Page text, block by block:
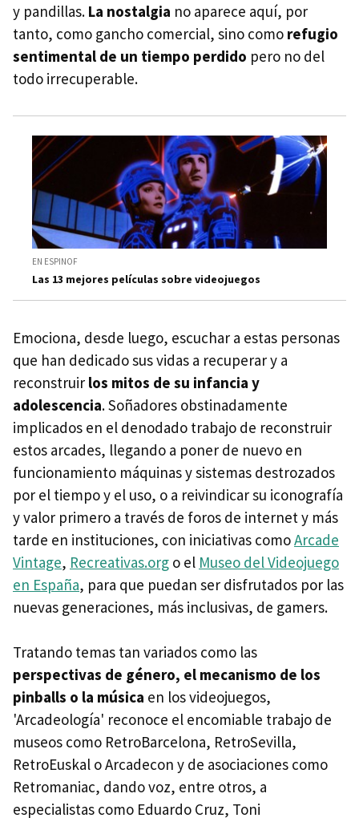
y pandillas. La nostalgia no aparece aquí, por
tanto, como gancho comercial, sino como refugio
sentimental de un tiempo perdido pero no del
todo irrecuperable.
EN ESPINOF
Las 13 mejores películas sobre videojuegos
Emociona, desde luego, escuchar a estas personas
que han dedicado sus vidas a recuperar y a
reconstruir los mitos de su infancia y
adolescencia. Soñadores obstinadamente
implicados en el denodado trabajo de reconstruir
estos arcades, llegando a poner de nuevo en
funcionamiento máquinas y sistemas destrozados
por el tiempo y el uso, o a reivindicar su iconografía
y valor primero a través de foros de internet y más
tarde en instituciones, con iniciativas comoArcade
Vintage, Recreativas.org o el Museo del Videojuego
en España, para que puedan ser disfrutados por las
nuevas generaciones, más inclusivas, de gamers.
Tratando temas tan variados como las
perspectivas de género, el mecanismo de los
pinballs o la música en los videojuegos,
'Arcadeología' reconoce el encomiable trabajo de
museos como RetroBarcelona, RetroSevilla,
RetroEuskal o Arcadecon y de asociaciones como
Retromaniac, dando voz, entre otros, a
especialistas como Eduardo Cruz, Toni